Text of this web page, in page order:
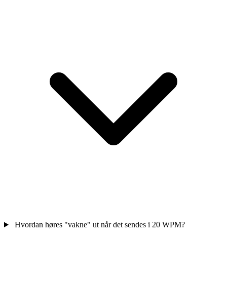
Hvordan høres "vakne" ut når det sendes i 20 WPM?